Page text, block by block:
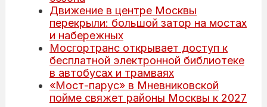
Движение в центре Москвы
перекрыли: большой затор на мостах
и набережных
Мосгортранс открывает доступ к
бесплатной электронной библиотеке
в автобусах и трамваях
«Мост-парус» в Мневниковской
пойме свяжет районы Москвы к 2027